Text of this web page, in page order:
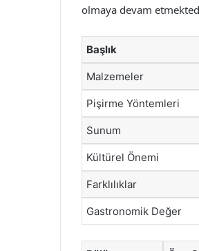
olmaya devam
Başlık
Malzemeler
Pişirme Yöntemleri
Sunum
Kültürel Önemi
Farklılıklar
Gastronomik Değer